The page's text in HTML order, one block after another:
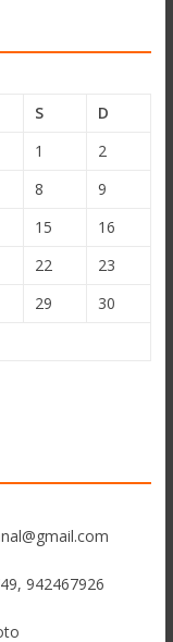
S
D
1
2
8
9
15
16
22
23
29
30
942467926